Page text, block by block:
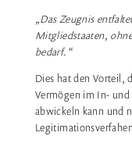
„Das Zeugnis
Mitgliedstaaten,
bedarf.“
Dies hat den Vorteil,
Vermögen im In-
abwickeln kann und